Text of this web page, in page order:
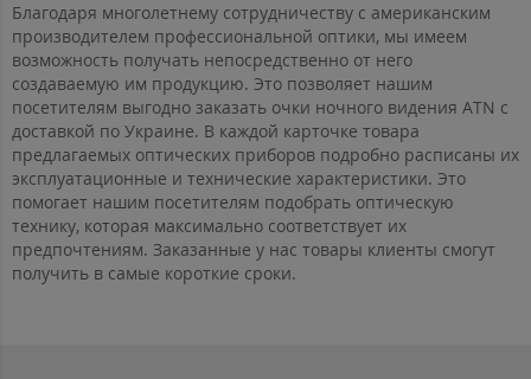
Благодаря многолетнему сотрудничеству с американским
производителем профессиональной оптики, мы имеем
возможность получать непосредственно от него
создаваемую им продукцию. Это позволяет нашим
посетителям выгодно заказать очки ночного видения ATN с
доставкой по Украине. В каждой карточке товара
предлагаемых оптических приборов подробно расписаны их
эксплуатационные и технические характеристики. Это
помогает нашим посетителям подобрать оптическую
технику, которая максимально соответствует их
предпочтениям. Заказанные у нас товары клиенты смогут
получить в самые короткие сроки.